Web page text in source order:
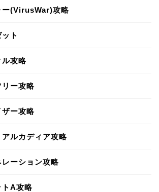
ー(VirusWar)攻略
ト
ル攻略
ー攻略
ー攻略
ルカディア攻略
ーション攻略
トA攻略